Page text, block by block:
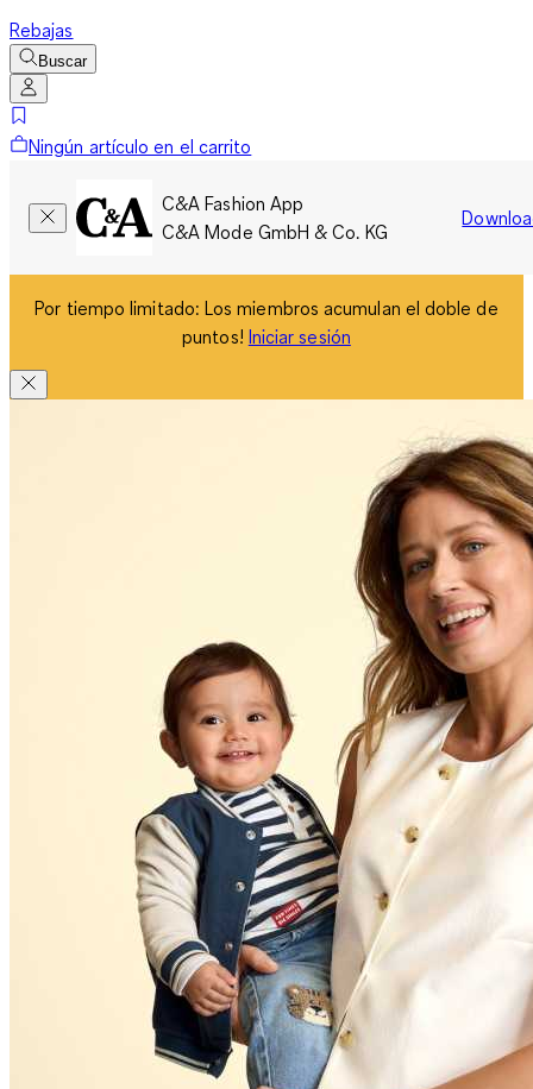
Rebajas
Buscar
Ningún artículo en el carrito
C&A Fashion App
C&A Mode GmbH & Co. KG
Por tiempo limitado: Los miembros acumulan el doble de
puntos! Iniciar sesión